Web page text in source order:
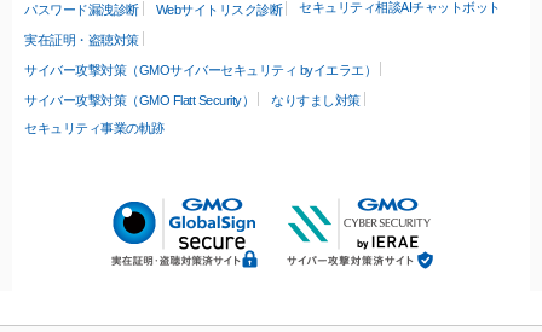
パスワード漏洩診断 Webサイトリスク診断 セキュリティ相談AIチャットボット
実在証明・盗聴対策
サイバー攻撃対策（GMOサイバーセキュリティ byイエラエ）
サイバー攻撃対策（GMO Flatt Security）
なりすまし対策
セキュリティ事業の軌跡